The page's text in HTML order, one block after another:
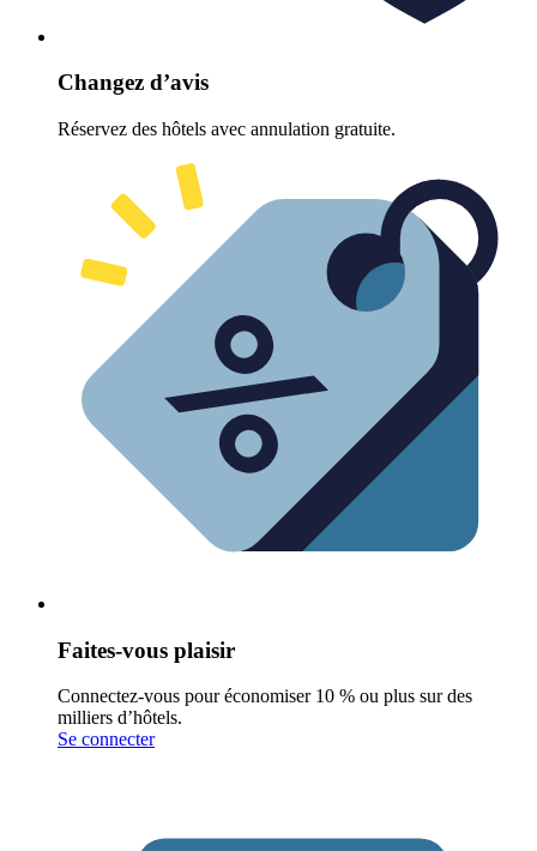
Changez d’avis
Réservez des hôtels avec annulation gratuite.
Faites-vous plaisir
Connectez-vous pour économiser 10 % ou plus sur des
milliers d’hôtels.
Se connecter